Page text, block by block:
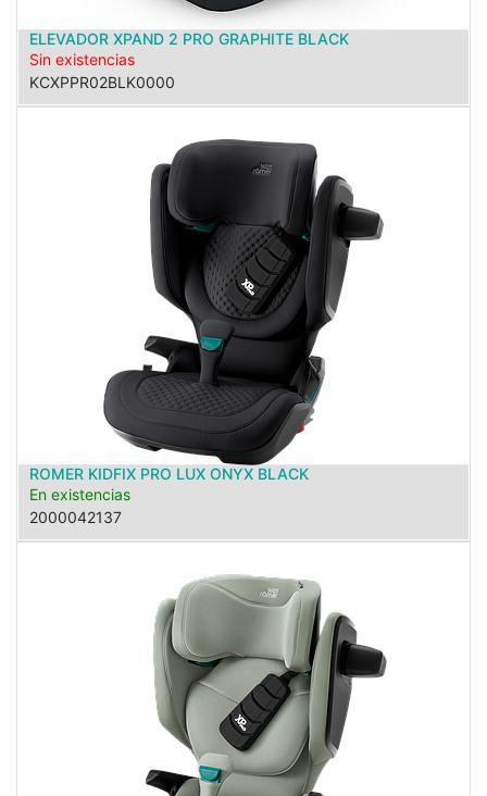
ELEVADOR XPAND 2 PRO GRAPHITE BLACK
Sin existencias
KCXPPR02BLK0000
ROMER KIDFIX PRO LUX ONYX BLACK
En existencias
2000042137